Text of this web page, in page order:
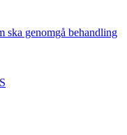
ska genomgå behandling